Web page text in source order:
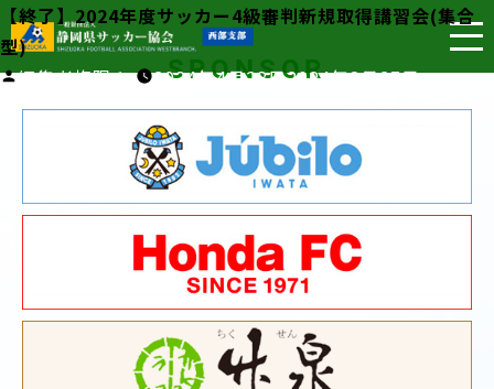
【終了】2024年度サッカー4級審判新規取得講習会(集合
型)
投
稿
編集者権限１ 2024年4月28日2024年8月27日
SPONSOR